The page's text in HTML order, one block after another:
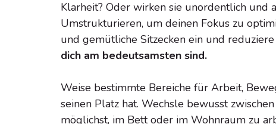
Klarheit? Oder wirken sie unordentlich
Umstrukturieren, um deinen Fokus zu
und gemütliche Sitzecken ein und
dich am bedeutsamsten sind.
Weise bestimmte Bereiche für Arbeit,
seinen Platz hat. Wechsle bewusst
möglichst, im Bett oder im Wohnraum zu